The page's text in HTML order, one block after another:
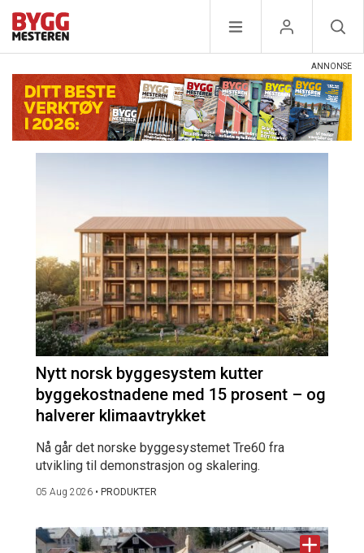
Nytt norsk byggesystem kutter
byggekostnadene med 15 prosent – og
halverer klimaavtrykket
Nå går det norske byggesystemet Tre60 fra
utvikling til demonstrasjon og skalering.
05 Aug 2026 • PRODUKTER